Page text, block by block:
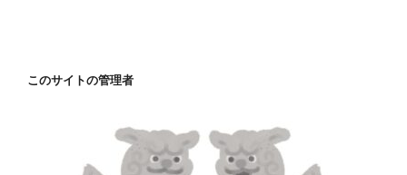
このサイトの管理者